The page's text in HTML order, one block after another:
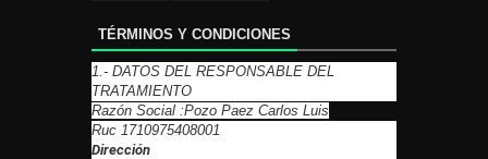
TÉRMINOS Y CONDICIONES
1.- DATOS DEL RESPONSABLE DEL
TRATAMIENTO
Razón Social :Pozo Paez Carlos Luis
Ruc 1710975408001
Dirección